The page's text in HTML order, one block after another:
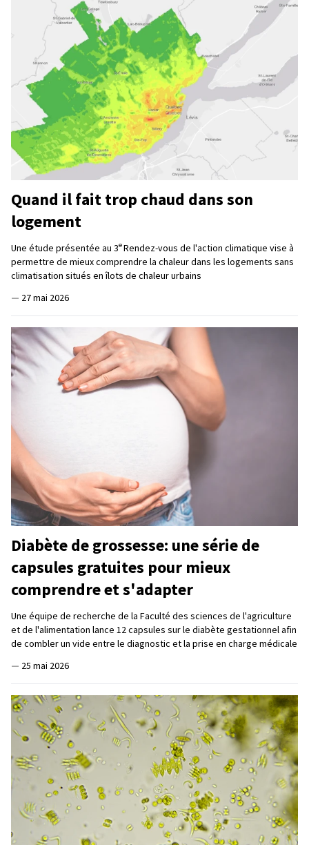
Quand il fait trop chaud dans son
logement
Une étude présentée au 3eRendez-vous de l'action climatique vise à
permettre de mieux comprendre la chaleur dans les logements sans
climatisation situés en îlots de chaleur urbains
— 27 mai 2026
Diabète de grossesse: une série de
capsules gratuites pour mieux
comprendre et s'adapter
Une équipe de recherche de la Faculté des sciences de l'agriculture
et de l'alimentation lance 12 capsules sur le diabète gestationnel afin
de combler un vide entre le diagnostic et la prise en charge médicale
— 25 mai 2026